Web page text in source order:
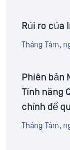
Rủi ro của
Tháng Tám,
Phiên bản
Tính năng
chỉnh để
Tháng Tám,